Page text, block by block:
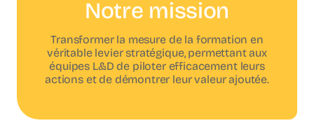
Notre mission
Transformer la mesure de la formation en
véritable levier stratégique, permettant aux
équipes L&D de piloter efficacement leurs
actions et de démontrer leur valeur ajoutée.